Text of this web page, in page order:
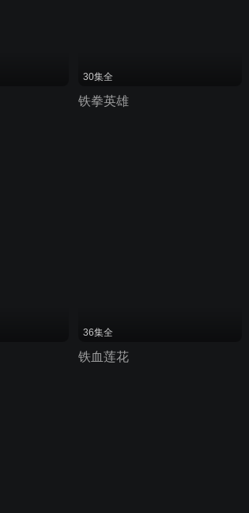
30集全
铁拳英雄
36集全
铁血莲花